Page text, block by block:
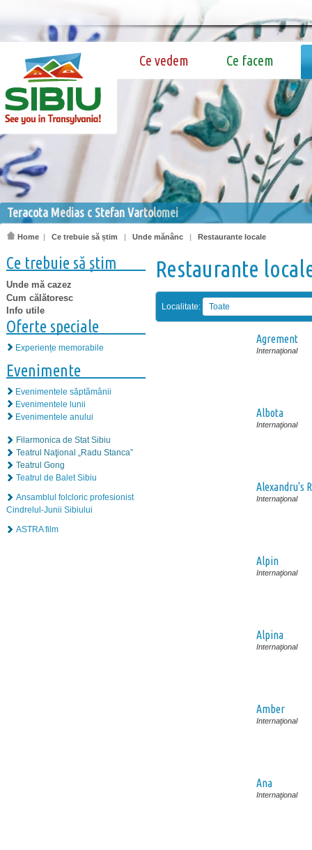
Ce vedem Ce facem
Teracota Medias c Stefan Vartolomei
Home | Ce trebuie să știm | Unde mănânc | Restaurante locale
Ce trebuie să știm
Unde mă cazez
Cum călătoresc
Info utile
Oferte speciale
Experiențe memorabile
Evenimente
Evenimentele săptămânii
Evenimentele lunii
Evenimentele anului
Filarmonica de Stat Sibiu
Teatrul Naţional „Radu Stanca”
Teatrul Gong
Teatrul de Balet Sibiu
Ansamblul folcloric profesionist
Cindrelul-Junii Sibiului
ASTRA film
Restaurante
Localitate: Toate
Agrement
Internaţional
Albota
Internaţional
Alexandru's
Internaţional
Alpin
Internaţional
Alpina
Internaţional
Amber
Internaţional
Ana
Internaţional